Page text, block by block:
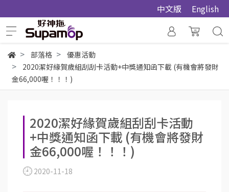
中文版 English
部落格
優惠活動
2020潔好緣賀歲組刮刮卡活動+中獎通知函下載 (有機會將發財
金66,000喔！！！)
2020潔好緣賀歲組刮刮卡活動
+中獎通知函下載 (有機會將發財
金66,000喔！！！)
2020-11-18